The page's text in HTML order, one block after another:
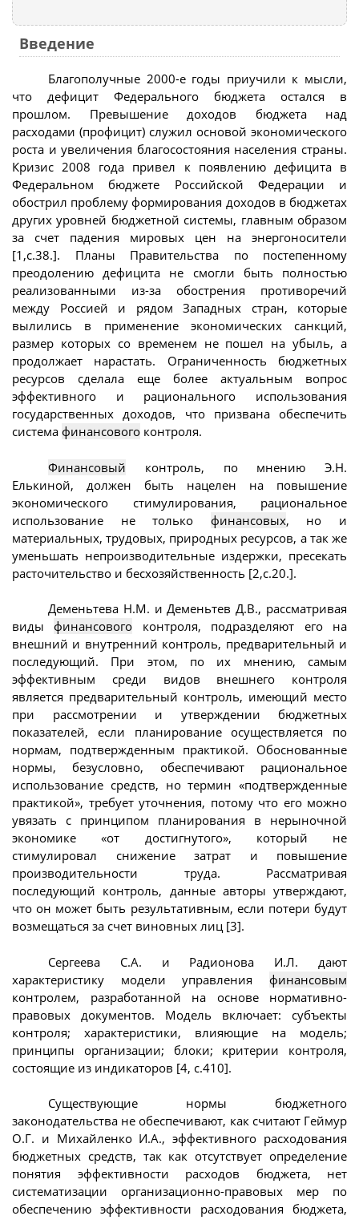
Введение
Благополучные 2000-е годы приучили к мысли,
что дефицит Федерального бюджета остался в
прошлом. Превышение доходов бюджета над
расходами (профицит) служил основой экономического
роста и увеличения благосостояния населения страны.
Кризис 2008 года привел к появлению дефицита в
Федеральном бюджете Российской Федерации и
обострил проблему формирования доходов в бюджетах
других уровней бюджетной системы, главным образом
за счет падения мировых цен на энергоносители
[1,с.38.]. Планы Правительства по постепенному
преодолению дефицита не смогли быть полностью
реализованными из-за обострения противоречий
между Россией и рядом Западных стран, которые
вылились в применение экономических санкций,
размер которых со временем не пошел на убыль, а
продолжает нарастать. Ограниченность бюджетных
ресурсов сделала еще более актуальным вопрос
эффективного и рационального использования
государственных доходов, что призвана обеспечить
система финансового контроля.
Финансовый контроль, по мнению Э.Н.
Елькиной, должен быть нацелен на повышение
экономического стимулирования, рациональное
использование не только финансовых, но и
материальных, трудовых, природных ресурсов, а так же
уменьшать непроизводительные издержки, пресекать
расточительство и бесхозяйственность [2,с.20.].
Деменьтева Н.М. и Деменьтев Д.В., рассматривая
видыфинансового контроля, подразделяют его на
внешний и внутренний контроль, предварительный и
последующий. При этом, по их мнению, самым
эффективным среди видов внешнего контроля
является предварительный контроль, имеющий место
при рассмотрении и утверждении бюджетных
показателей, если планирование осуществляется по
нормам, подтвержденным практикой. Обоснованные
нормы, безусловно, обеспечивают рациональное
использование средств, но термин «подтвержденные
практикой», требует уточнения, потому что его можно
увязать с принципом планирования в нерыночной
экономике «от достигнутого», который не
стимулировал снижение затрат и повышение
производительности труда. Рассматривая
последующий контроль, данные авторы утверждают,
что он может быть результативным, если потери будут
возмещаться за счет виновных лиц [3].
Сергеева С.А. и Радионова И.Л. дают
характеристику модели управления финансовым
контролем, разработанной на основе нормативно-
правовых документов. Модель включает: субъекты
контроля; характеристики, влияющие на модель;
принципы организации; блоки; критерии контроля,
состоящие из индикаторов [4, с.410].
Существующие нормы бюджетного
законодательства не обеспечивают, как считают Геймур
О.Г. и Михайленко И.А., эффективного расходования
бюджетных средств, так как отсутствует определение
понятия эффективности расходов бюджета, нет
систематизации организационно-правовых мер по
обеспечению эффективности расходования бюджета,